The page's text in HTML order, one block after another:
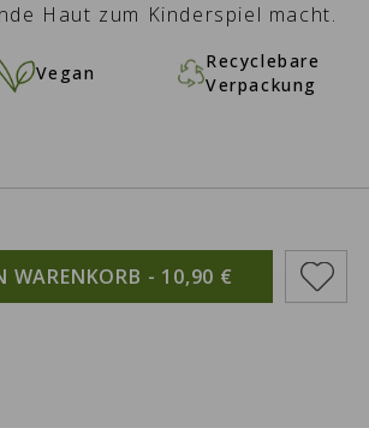
Haut zum Kinderspiel macht.
Vegan
Recyclebare
Verpackung
WARENKORB - 10,90 €